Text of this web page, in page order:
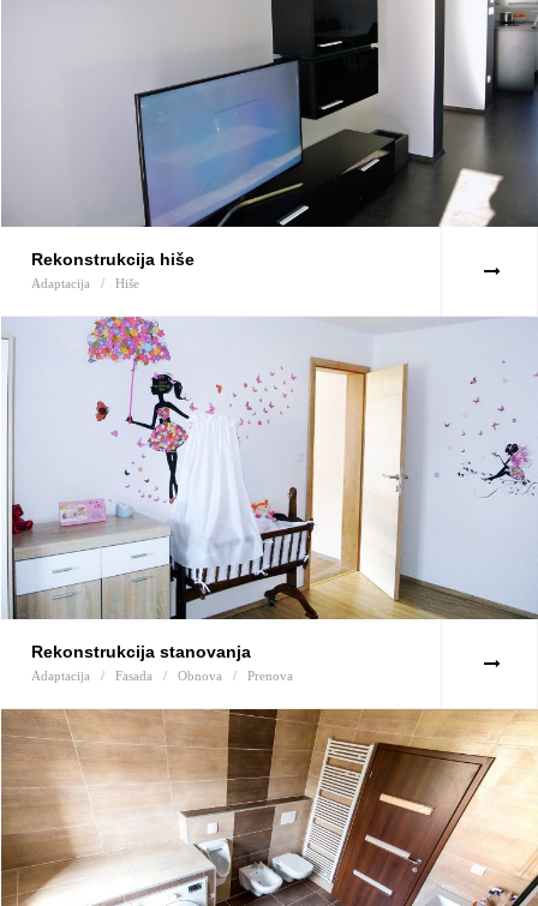
Rekonstrukcija hiše
Adaptacija / Hiše
Rekonstrukcija stanovanja
Adaptacija / Fasada / Obnova / Prenova